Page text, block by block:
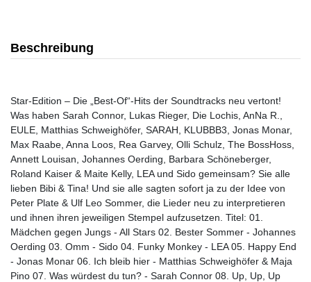
Beschreibung
Star-Edition – Die „Best-Of“-Hits der Soundtracks neu vertont!
Was haben Sarah Connor, Lukas Rieger, Die Lochis, AnNa R.,
EULE, Matthias Schweighöfer, SARAH, KLUBBB3, Jonas Monar,
Max Raabe, Anna Loos, Rea Garvey, Olli Schulz, The BossHoss,
Annett Louisan, Johannes Oerding, Barbara Schöneberger,
Roland Kaiser & Maite Kelly, LEA und Sido gemeinsam? Sie alle
lieben Bibi & Tina! Und sie alle sagten sofort ja zu der Idee von
Peter Plate & Ulf Leo Sommer, die Lieder neu zu interpretieren
und ihnen ihren jeweiligen Stempel aufzusetzen. Titel: 01.
Mädchen gegen Jungs - All Stars 02. Bester Sommer - Johannes
Oerding 03. Omm - Sido 04. Funky Monkey - LEA 05. Happy End
- Jonas Monar 06. Ich bleib hier - Matthias Schweighöfer & Maja
Pino 07. Was würdest du tun? - Sarah Connor 08. Up, Up, Up